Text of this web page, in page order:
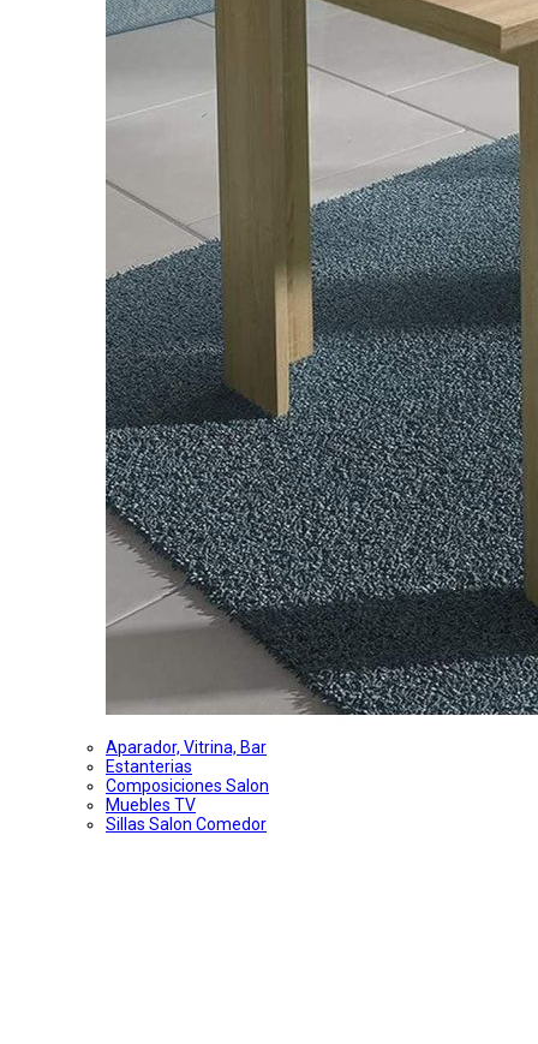
Aparador, Vitrina, Bar
Estanterias
Composiciones Salon
Muebles TV
Sillas Salon Comedor